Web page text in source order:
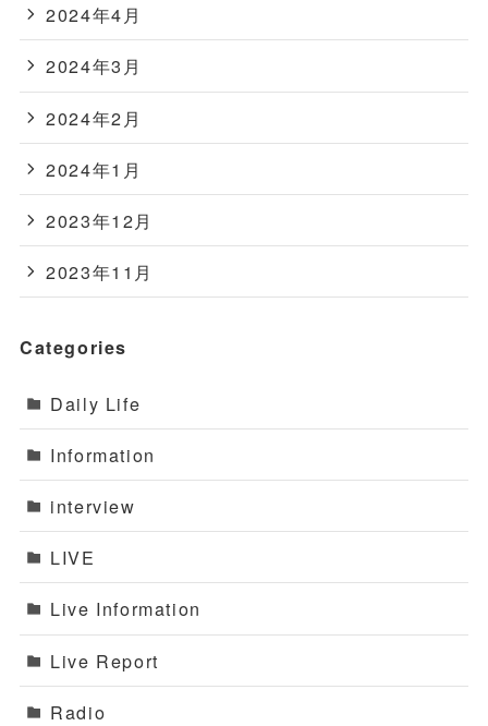
2024年4月
2024年3月
2024年2月
2024年1月
2023年12月
2023年11月
Categories
Daily Life
Information
interview
LIVE
Live Information
Live Report
Radio